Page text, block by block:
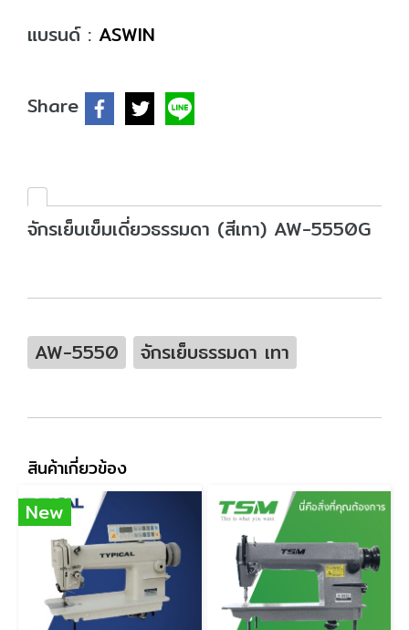
แบรนด์ : ASWIN
Share
จักรเย็บเข็มเดี่ยวธรรมดา (สีเทา) AW-5550G
AW-5550 จักรเย็บธรรมดา เทา
สินค้าเกี่ยวข้อง
New